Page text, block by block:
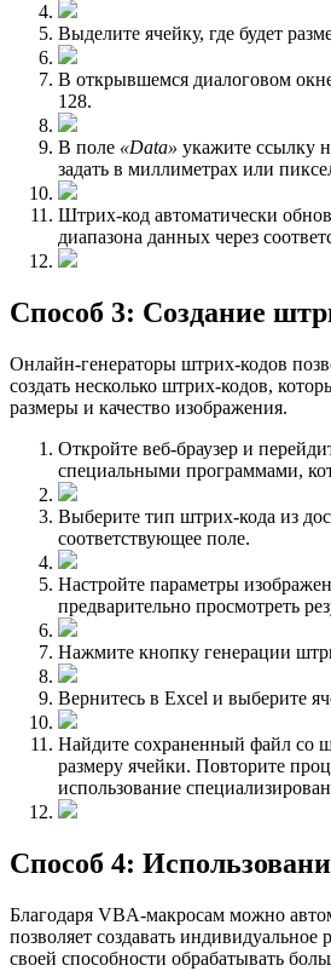
Выделите ячейку, где будет
В открывшемся диалоговом
128.
В поле «Data» укажите ссылку
задать в миллиметрах или
Штрих-код автоматически
диапазона данных через
Способ 3: Создание
Онлайн-гeнераторы штрих-кодов
создать несколько штрих-кодов,
размеры и качество изображения.
Откройте веб-браузер и
специальными программами,
Выберите тип штрих-кода из
соответствующее поле.
Настройте параметры
предварительно просмотреть
Нажмите кнопку генерации
Вернитесь в Excel и выберите
Найдите сохраненный файл со
размеру ячейки. Повторите
использование
Способ 4:
Благодаря VBA-макросам можно
позволяет создавать
своей способности обрабатывать